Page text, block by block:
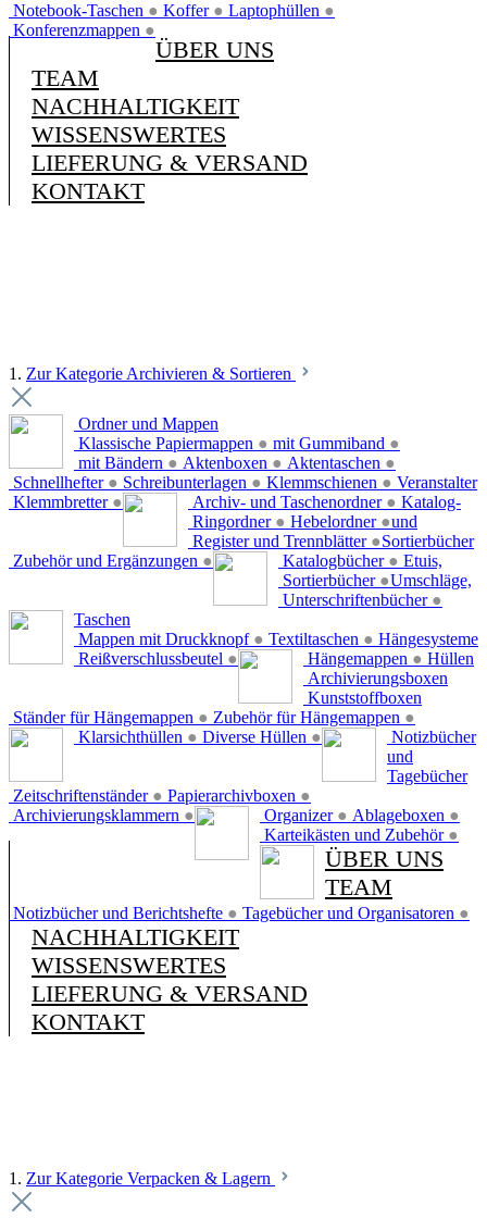
Notebook-Taschen ● Koffer ● Laptophüllen ●
Konferenzmappen ●
ÜBER UNS
TEAM
NACHHALTIGKEIT
WISSENSWERTES
LIEFERUNG & VERSAND
KONTAKT
1. Zur Kategorie Archivieren & Sortieren
Ordner und Mappen
Klassische Papiermappen ● mit Gummiband ●
mit Bändern ● Aktenboxen ● Aktentaschen ●
Schnellhefter ● Schreibunterlagen ● Klemmschienen ●
Klemmbretter ●
Veranstalter
Archiv- und Taschenordner ●
Ringordner ● Hebelordner ●
Register und Trennblätter ●
Zubehör und Ergänzungen ●
Katalog-
und
Sortierbücher
Katalogbücher ●
Sortierbücher ●
Unterschriftenbücher ●
Etuis,
Umschläge,
Taschen
Mappen mit Druckknopf ● Textiltaschen ●
Reißverschlussbeutel ●
Hängesysteme
Hängemappen ●
Ständer für Hängemappen ● Zubehör für Hängemappen ●
Hüllen
Klarsichthüllen ● Diverse Hüllen ●
Archivierungsboxen
Zeitschriftenständer ● Papierarchivboxen ●
Archivierungsklammern ●
Kunststoffboxen
Organizer ● Ablageboxen ●
Karteikästen und Zubehör ●
Notizbücher
und
Tagebücher
Notizbücher und Berichtshefte ● Tagebücher und Organisatoren ●
ÜBER UNS
TEAM
NACHHALTIGKEIT
WISSENSWERTES
LIEFERUNG & VERSAND
KONTAKT
1. Zur Kategorie Verpacken & Lagern